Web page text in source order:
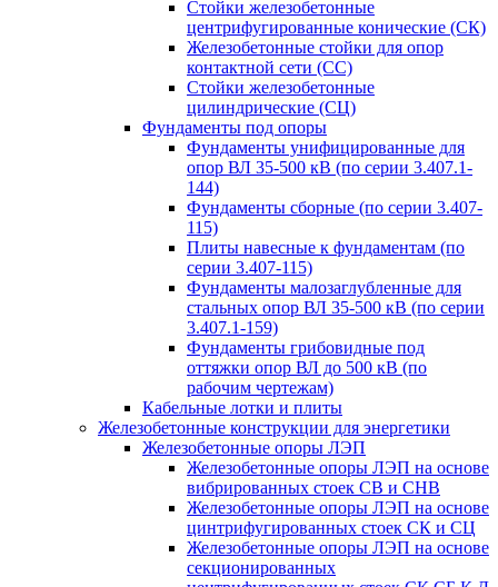
Стойки железобетонные
центрифугированные конические (СК)
Железобетонные стойки для опор
контактной сети (СС)
Стойки железобетонные
цилиндрические (СЦ)
Фундаменты под опоры
Фундаменты унифицированные для
опор ВЛ 35-500 кВ (по серии 3.407.1-
144)
Фундаменты сборные (по серии 3.407-
115)
Плиты навесные к фундаментам (по
серии 3.407-115)
Фундаменты малозаглубленные для
стальных опор ВЛ 35-500 кВ (по серии
3.407.1-159)
Фундаменты грибовидные под
оттяжки опор ВЛ до 500 кВ (по
рабочим чертежам)
Кабельные лотки и плиты
Железобетонные конструкции для энергетики
Железобетонные опоры ЛЭП
Железобетонные опоры ЛЭП на основе
вибрированных стоек СВ и СНВ
Железобетонные опоры ЛЭП на основе
цинтрифугированных стоек СК и СЦ
Железобетонные опоры ЛЭП на основе
секционированных